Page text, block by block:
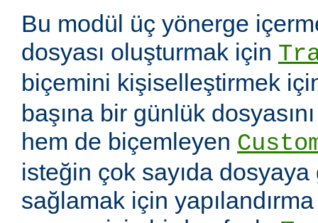
Bu modül üç yönerge
dosyası oluşturmak için
biçemini kişiselleştirmek
başına bir günlük
hem de biçemleyen
isteğin çok sayıda
sağlamak için